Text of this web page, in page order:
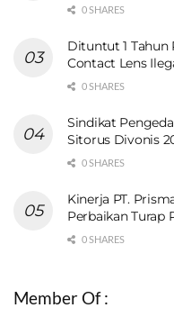
0 SHARES
Dituntut 1 Tahun
Contact Lens
0 SHARES
Sindikat
Sitorus Divonis
0 SHARES
Kinerja PT.
Perbaikan Turap
0 SHARES
Member Of :